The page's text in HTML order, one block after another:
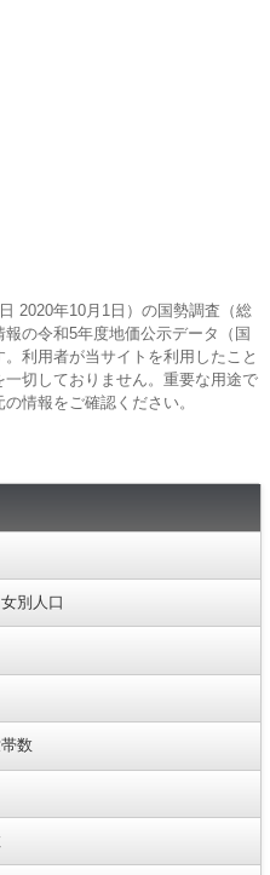
2020年10月1日）の国勢調査（総
の令和5年度地価公示データ（国
利用者が当サイトを利用したこと
切しておりません。重要な用途で
情報をご確認ください。
別人口
数